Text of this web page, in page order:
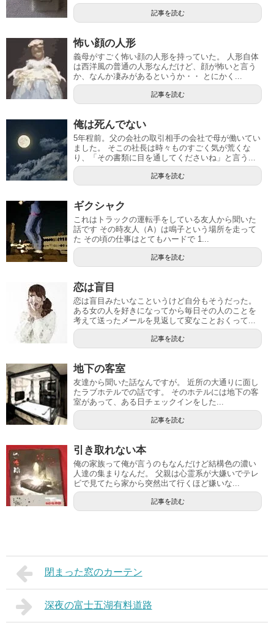
記事を読む
怖い顔の人形
義母がすごく怖い顔の人形を持っていた。 人形自体
は西洋風の普通の人形なんだけど、顔が怖いと言う
か、なんか凄みがあるというか・・ とにかく...
記事を読む
俺は死んでない
5年程前。父の会社の取引相手の会社で母が働いてい
ました。 そこの社長は時々ものすごく気が荒くな
り、「その書類に目を通してくださいね」と言う...
記事を読む
ギクシャク
これはトラックの運転手をしている友人から聞いた
話です その時友人（A）は鳴子という場所を走って
た その頃の仕事はとてもハードで 1...
記事を読む
恋は盲目
恋は盲目みたいなこというけど自分もそうだった。
ある女の人を好きになってから毎日その人のことを
考えて送ったメールを見返して変なことおくって...
記事を読む
地下の客室
友達から聞いた話なんですが。 近所の大通りに面し
たラブホテルでの話です。 そのホテルには地下の客
室があって、ある日チェックインをした...
記事を読む
引き取れない本
俺の家族って俺が言うのもなんだけど結構色の濃い
人達の集まりなんだ。 父親は心霊系が大嫌いでテレ
ビで見てたら家から突然出て行くほど嫌いな...
記事を読む
閉まった窓のカーテン
深夜の富士五湖有料道路